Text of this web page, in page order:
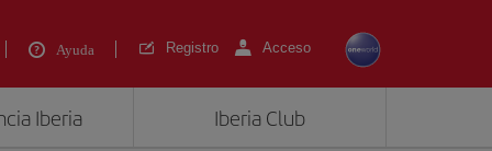
Ayuda Registro Acceso
Iberia Iberia Club